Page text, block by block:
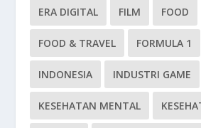
ERA DIGITAL FILM FOOD
FOOD & TRAVEL FORMULA 1
INDONESIA INDUSTRI GAME
KESEHATAN MENTAL